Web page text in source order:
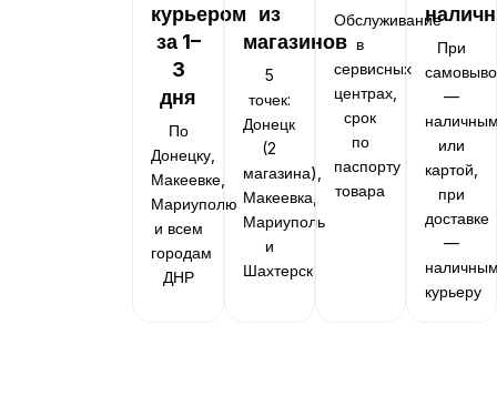
курьером
за 1–
3
дня
По
Донецку,
Макеевке,
Мариуполю
и всем
городам
ДНР
из
магазинов
5
точек:
Донецк
(2
магазина),
Макеевка,
Мариуполь
и
Шахтерск
Обслуживание
в
сервисных
центрах,
срок
по
паспорту
товара
При
—
или
картой,
при
доставке
—
курьеру